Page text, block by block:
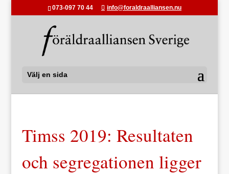
073-097 70 44 info@foraldraalliansen.nu
Välj en sida
Timss 2019: Resultaten
och segregationen ligger